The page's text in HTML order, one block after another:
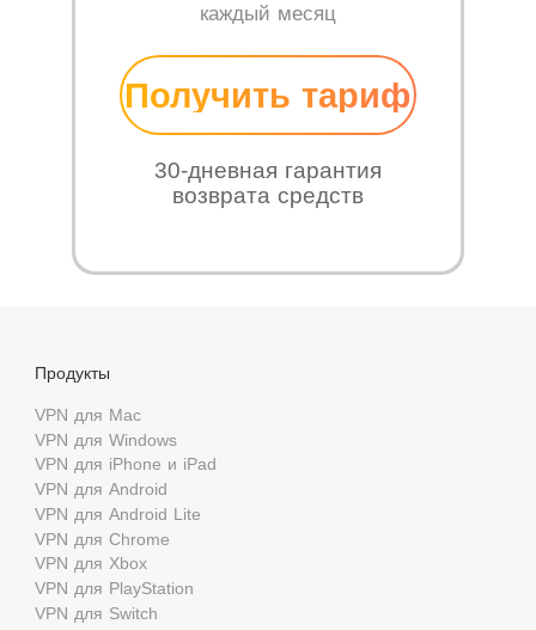
каждый месяц
Получить тариф
30-дневная гарантия
возврата средств
Продукты
VPN для Mac
VPN для Windows
VPN для iPhone и iPad
VPN для Android
VPN для Android Lite
VPN для Chrome
VPN для Xbox
VPN для PlayStation
VPN для Switch